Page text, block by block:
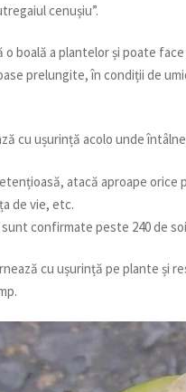
cenușiu”.
o boală a plantelor și poate
prelungite, în condiții de
cu ușurință acolo unde
atacă aproape orice
de vie, etc.
confirmate peste 240 de
cu ușurință pe plante și